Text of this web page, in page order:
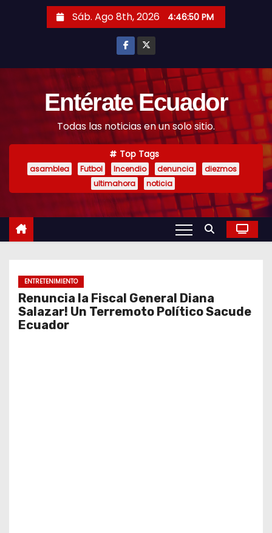
Sáb. Ago 8th, 2026 4:46:52 PM
Entérate Ecuador
Todas las noticias en un solo sitio.
Top Tags
asamblea Futbol Incendio denuncia
diezmos
ultimahora
noticia
ENTRETENIMIENTO
Renuncia la Fiscal General Diana
Salazar! Un Terremoto Político Sacude
Ecuador